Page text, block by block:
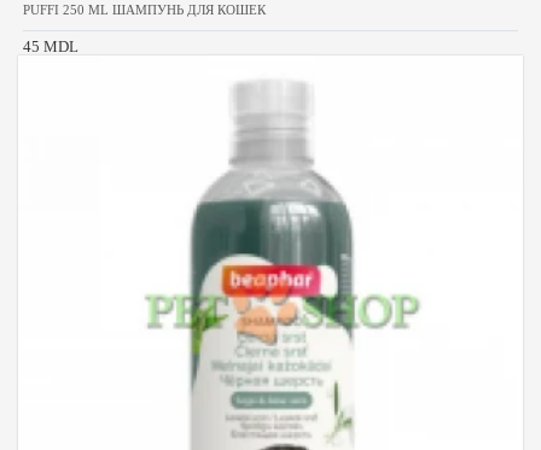
PUFFI 250 ML ШАМПУНЬ ДЛЯ КОШЕК
45 MDL